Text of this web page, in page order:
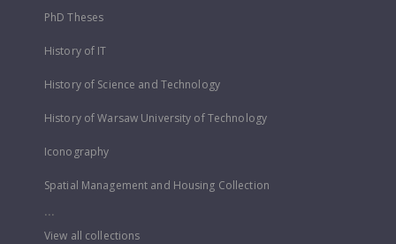
PhD Theses
History of IT
History of Science and Technology
History of Warsaw University of Technology
Iconography
Spatial Management and Housing Collection
...
View all collections